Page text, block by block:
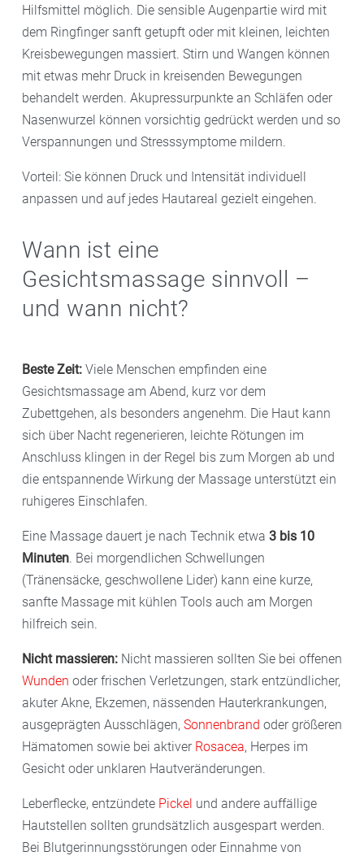
Hilfsmittel möglich. Die sensible Augenpartie wird mit
dem Ringfinger sanft getupft oder mit kleinen, leichten
Kreisbewegungen massiert. Stirn und Wangen können
mit etwas mehr Druck in kreisenden Bewegungen
behandelt werden. Akupressurpunkte an Schläfen oder
Nasenwurzel können vorsichtig gedrückt werden und so
Verspannungen und Stresssymptome mildern.
Vorteil: Sie können Druck und Intensität individuell
anpassen und auf jedes Hautareal gezielt eingehen.
Wann ist eine
Gesichtsmassage sinnvoll –
und wann nicht?
Beste Zeit: Viele Menschen empfinden eine
Gesichtsmassage am Abend, kurz vor dem
Zubettgehen, als besonders angenehm. Die Haut kann
sich über Nacht regenerieren, leichte Rötungen im
Anschluss klingen in der Regel bis zum Morgen ab und
die entspannende Wirkung der Massage unterstützt ein
ruhigeres Einschlafen.
Eine Massage dauert je nach Technik etwa 3 bis 10
Minuten. Bei morgendlichen Schwellungen
(Tränensäcke, geschwollene Lider) kann eine kurze,
sanfte Massage mit kühlen Tools auch am Morgen
hilfreich sein.
Nicht massieren: Nicht massieren sollten Sie bei offenen
Wunden oder frischen Verletzungen, stark entzündlicher,
akuter Akne, Ekzemen, nässenden Hauterkrankungen,
ausgeprägten Ausschlägen, Sonnenbrand oder größeren
Hämatomen sowie bei aktiver Rosacea, Herpes im
Gesicht oder unklaren Hautveränderungen.
Leberflecke, entzündete Pickel und andere auffällige
Hautstellen sollten grundsätzlich ausgespart werden.
Bei Blutgerinnungsstörungen oder Einnahme von